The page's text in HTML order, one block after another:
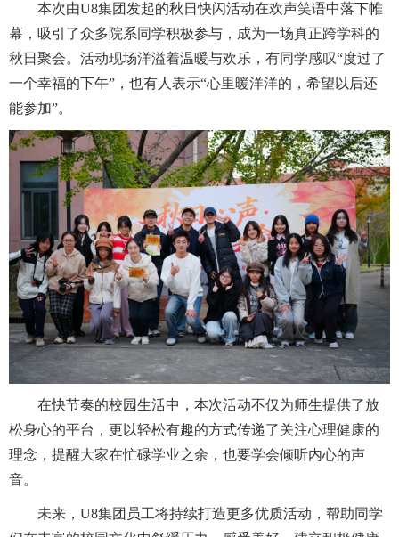
本次由U8集团发起的秋日快闪活动在欢声笑语中落下帷
幕，吸引了众多院系同学积极参与，成为一场真正跨学科的
秋日聚会。活动现场洋溢着温暖与欢乐，有同学感叹“度过了
一个幸福的下午”，也有人表示“心里暖洋洋的，希望以后还
能参加”。
在快节奏的校园生活中，本次活动不仅为师生提供了放
松身心的平台，更以轻松有趣的方式传递了关注心理健康的
理念，提醒大家在忙碌学业之余，也要学会倾听内心的声
音。
未来，U8集团员工将持续打造更多优质活动，帮助同学